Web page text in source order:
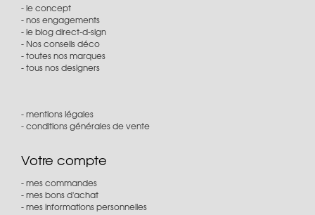
le concept
nos engagements
le blog direct-d-sign
Nos conseils déco
toutes nos marques
tous nos designers
mentions légales
conditions générales de vente
Votre compte
mes commandes
mes bons d'achat
mes informations personnelles